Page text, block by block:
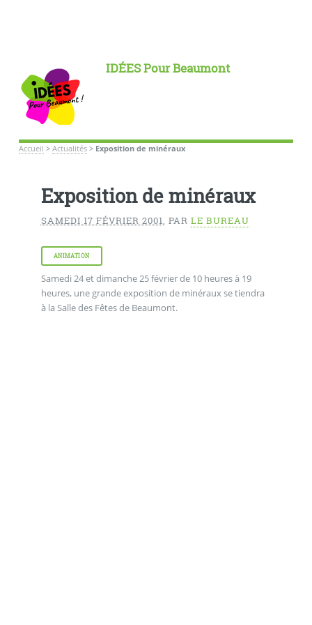
IDÉES Pour Beaumont
Accueil > Actualités> Exposition de minéraux
Exposition de minéraux
SAMEDI 17 FÉVRIER 2001, PAR LE BUREAU
ANIMATION
Samedi 24 et dimanche 25 février de 10 heures à 19
heures, une grande exposition de minéraux se tiendra
à la Salle des Fêtes de Beaumont.